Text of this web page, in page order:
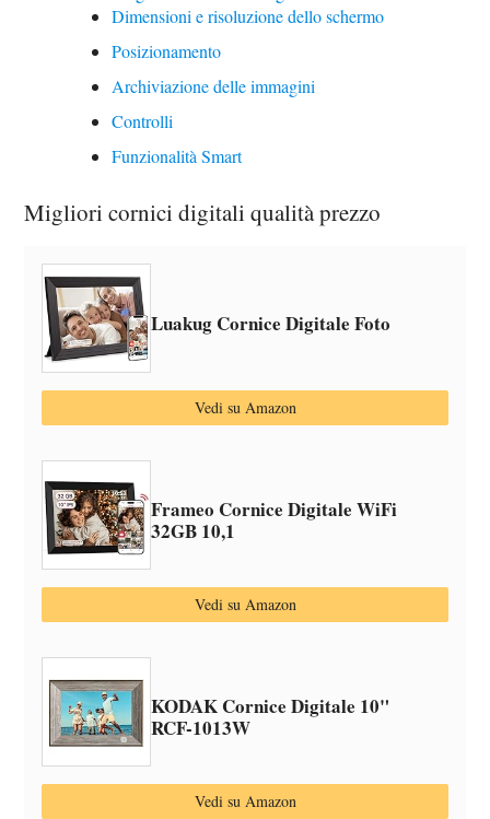
Dimensioni e risoluzione dello schermo
Posizionamento
Archiviazione delle immagini
Controlli
Funzionalità Smart
Migliori cornici digitali qualità prezzo
Luakug Cornice Digitale Foto
Vedi su Amazon
Frameo Cornice Digitale WiFi
32GB 10,1
Vedi su Amazon
KODAK Cornice Digitale 10"
‎RCF-1013W
Vedi su Amazon